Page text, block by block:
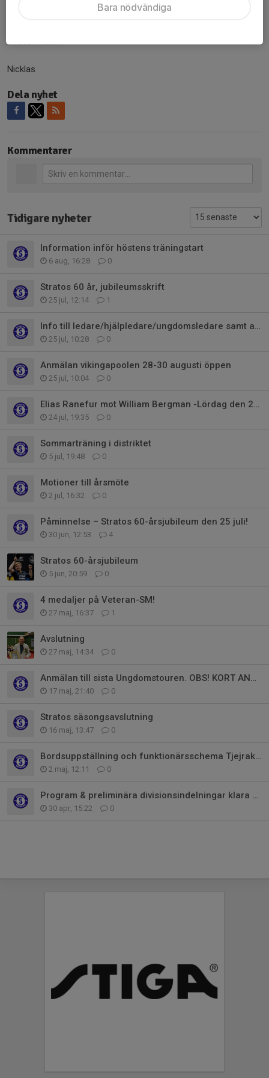
en bredd få klubbar i Sverige faktiskt kan matcha!
Vi ses i hallen
Nicklas
Dela nyhet
Kommentarer
Tidigare nyheter
Information inför höstens träningstart
6 aug, 16:28 0
Stratos 60 år, jubileumsskrift
25 jul, 12:14 1
Info till ledare/hjälpledare/ungdomsledare samt alla som vill bli ledare
25 jul, 10:28 0
Anmälan vikingapoolen 28-30 augusti öppen
25 jul, 10:04 0
Elias Ranefur mot William Bergman -Lördag den 25 juli i idrottshuset
24 jul, 19:35 0
Sommarträning i distriktet
5 jul, 19:48 0
Motioner till årsmöte
2 jul, 16:32 0
Påminnelse – Stratos 60-årsjubileum den 25 juli!
30 jun, 12:53 4
Stratos 60-årsjubileum
5 jun, 20:59 0
4 medaljer på Veteran-SM!
27 maj, 16:37 1
Avslutning
27 maj, 14:34 0
Anmälan till sista Ungdomstouren. OBS! KORT ANMÄLNINGSTID
17 maj, 21:40 0
Stratos säsongsavslutning
16 maj, 13:47 0
Bordsuppställning och funktionärsschema Tjejraketen 9-10 maj
2 maj, 12:11 0
Program & preliminära divisionsindelningar klara för Tjejraketen
30 apr, 15:22 0
Bara nödvändiga